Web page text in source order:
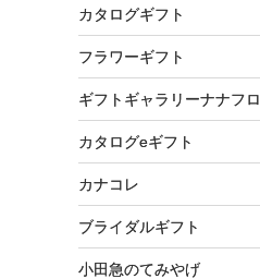
カタログギフト
フラワーギフト
ギフトギャラリーナナフロ
カタログeギフト
カナコレ
ブライダルギフト
小田急のてみやげ